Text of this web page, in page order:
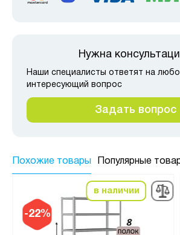
Нужна
Наши специалисты ответят на
интересующий вопрос
Задать вопрос
Похожие товары Популярные
-22%
в наличии